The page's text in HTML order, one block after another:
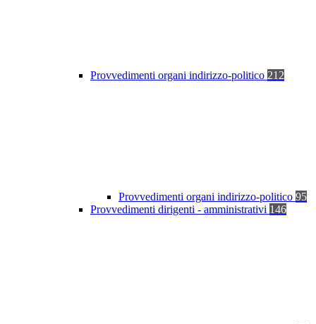
Provvedimenti organi indirizzo-politico 212
Provvedimenti organi indirizzo-politico 95
Provvedimenti dirigenti - amministrativi 146